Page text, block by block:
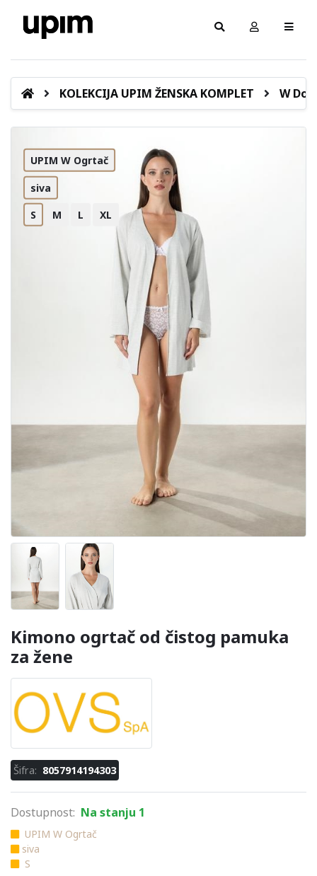
KOLEKCIJA UPIM ŽENSKA KOMPLET W
UPIM W Ogrtač
siva
S M L XL
Kimono ogrtač od čistog pamuka
za žene
Šifra: 8057914194303
Dostupnost: Na stanju 1
UPIM W Ogrtač
siva
S